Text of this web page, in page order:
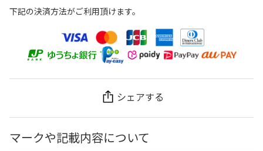
下記の決済方法がご利用頂けます。
シェアする
マークや記載内容について